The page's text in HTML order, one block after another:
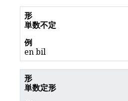
単数不定
en bil
単数定形